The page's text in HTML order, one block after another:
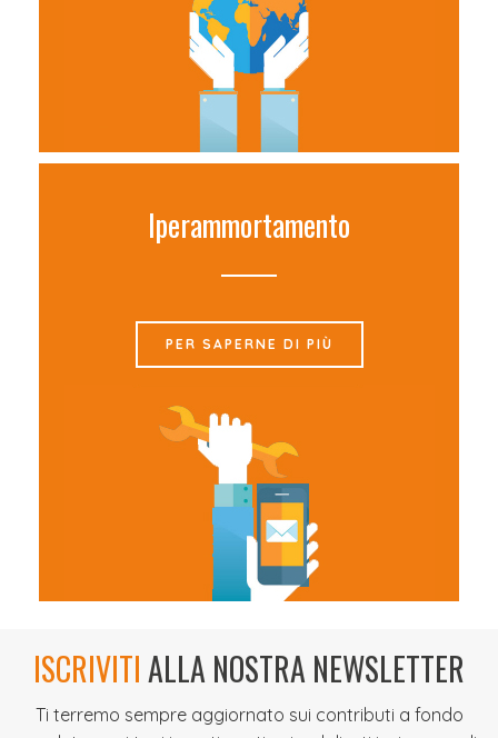
Iperammortamento
PER SAPERNE DI PIÙ
ISCRIVITIALLA NOSTRA NEWSLETTER
Ti terremo sempre aggiornato sui contributi a fondo